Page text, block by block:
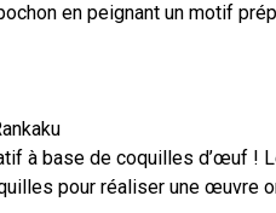
en peignant un motif
à base de coquilles d’œuf !
pour réaliser une œuvre